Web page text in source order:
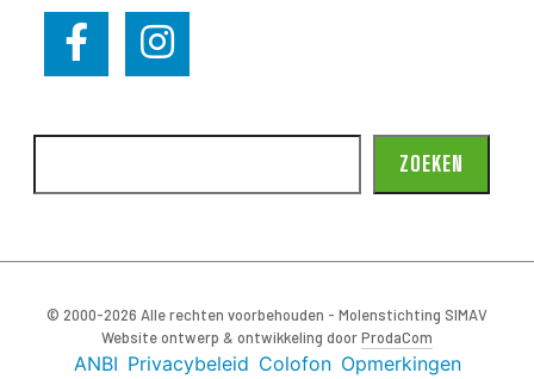
ZOEKEN
© 2000-2026 Alle rechten voorbehouden - Molenstichting SIMAV
Website ontwerp & ontwikkeling doorProdaCom
ANBI Privacybeleid Colofon Opmerkingen